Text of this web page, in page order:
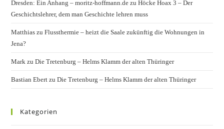
Dresden: Ein Anhang – moritz-hoffmann.de zuHöcke Hoax 3 – Der
Geschichtslehrer, dem man Geschichte lehren muss
Matthias zuFlussthermie – heizt die Saale zukünftig die Wohnungen in
Jena?
Mark zuDie Tretenburg – Helms Klamm der alten Thüringer
Bastian Ebert zuDie Tretenburg – Helms Klamm der alten Thüringer
Kategorien